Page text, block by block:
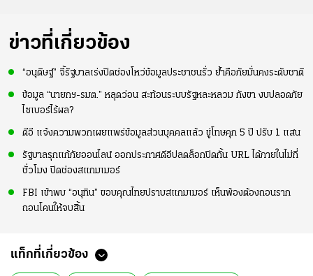
ข่าวที่เกี่ยวข้อง
“อนุดิษฐ์” จี้รัฐบาลเร่งปิดช่องโหว่ข้อมูลประชาชนรั่ว ย้ำคือภัยมั่นคงระดับชาติ
ข้อมูล “นายกฯ-รมต.” หลุดว่อน สะท้อนระบบรัฐหละหลวม กังขา งบปลอดภัย
ไซเบอร์ไร้ผล?
ดีอี แจ้งความพวกเผยแพร่ข้อมูลส่วนบุคคลแล้ว ขู่โทษคุก 5 ปี ปรับ 1 แสน
รัฐบาลรุกแก้ภัยออนไลน์ ออกประกาศดีอีปลดล็อกปิดกั้น URL ได้ภายในไม่กี่
ชั่วโมง ปิดช่องสแกมเมอร์
FBI เข้าพบ “อนุทิน” ขอบคุณไทยปราบสแกมเมอร์ เห็นพ้องต้องถอนราก
ถอนโคนให้จบสิ้น
แท็กที่เกี่ยวข้อง